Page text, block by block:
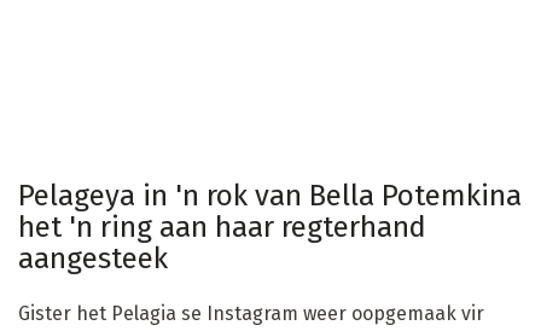
Pelageya in 'n rok van Bella Potemkina
het 'n ring aan haar regterhand
aangesteek
Gister het Pelagia se Instagram weer oopgemaak vir